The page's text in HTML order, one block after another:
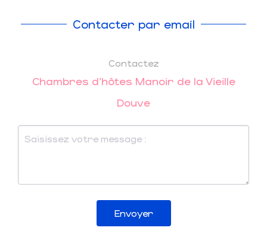
Contacter par email
Contactez
Chambres d'hôtes Manoir de la Vieille
Douve
Envoyer